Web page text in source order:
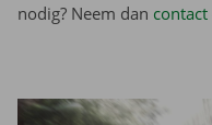
nodig? Neem dan contact